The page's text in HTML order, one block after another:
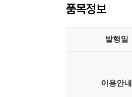
품목정보
발행일
이용안내